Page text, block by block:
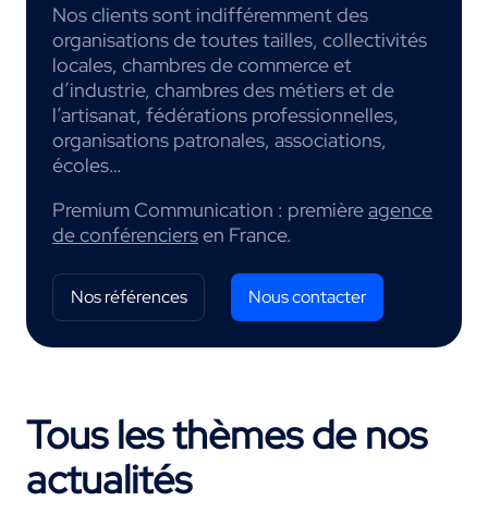
Nos clients sont indifféremment des
organisations de toutes tailles, collectivités
locales, chambres de commerce et
d’industrie, chambres des métiers et de
l’artisanat, fédérations professionnelles,
organisations patronales, associations,
écoles…
Premium Communication : premièreagence
de conférenciersen France.
Nos références Nous contacter
Tous les thèmes de nos
actualités